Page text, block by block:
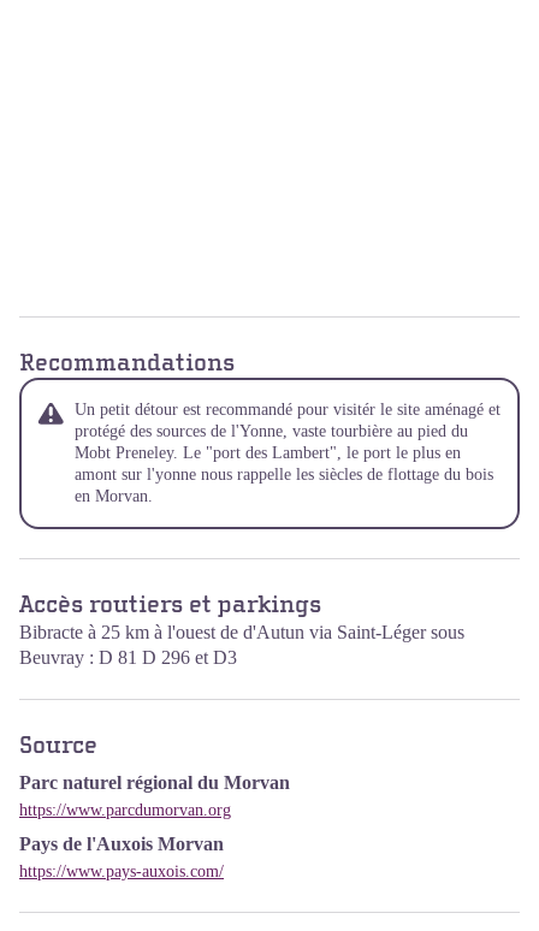
Recommandations
Un petit détour est recommandé pour visitér le site aménagé et
protégé des sources de l'Yonne, vaste tourbière au pied du
Mobt Preneley. Le "port des Lambert", le port le plus en
amont sur l'yonne nous rappelle les siècles de flottage du bois
en Morvan.
Accès routiers et parkings
Bibracte à 25 km à l'ouest de d'Autun via Saint-Léger sous
Beuvray : D 81 D 296 et D3
Source
Parc naturel régional du Morvan
https://www.parcdumorvan.org
Pays de l'Auxois Morvan
https://www.pays-auxois.com/